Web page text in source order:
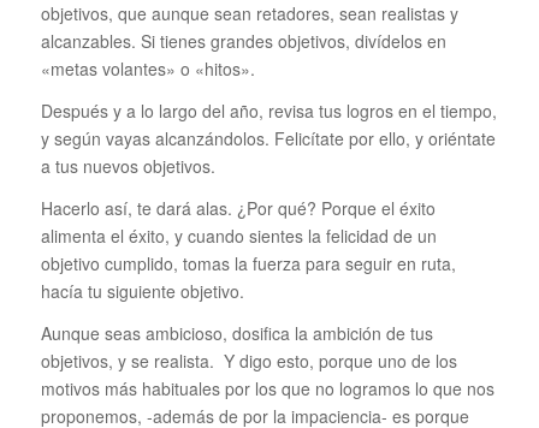
objetivos, que aunque sean retadores, sean realistas y
alcanzables. Si tienes grandes objetivos, divídelos en
«metas volantes» o «hitos».
Después y a lo largo del año, revisa tus logros en el tiempo,
y según vayas alcanzándolos. Felicítate por ello, y oriéntate
a tus nuevos objetivos.
Hacerlo así, te dará alas. ¿Por qué? Porque el éxito
alimenta el éxito, y cuando sientes la felicidad de un
objetivo cumplido, tomas la fuerza para seguir en ruta,
hacía tu siguiente objetivo.
Aunque seas ambicioso, dosifica la ambición de tus
objetivos, y se realista. Y digo esto, porque uno de los
motivos más habituales por los que no logramos lo que nos
proponemos, -además de por la impaciencia- es porque